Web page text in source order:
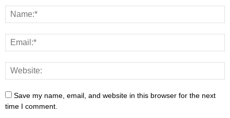
Save my name, email, and website in this browser for the next
time I comment.